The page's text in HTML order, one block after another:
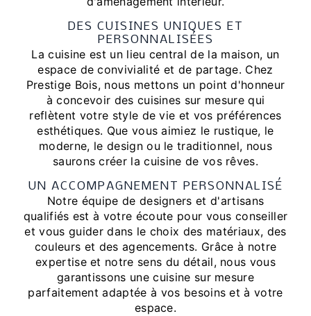
DES CUISINES UNIQUES ET
PERSONNALISÉES
La cuisine est un lieu central de la maison, un
espace de convivialité et de partage. Chez
Prestige Bois, nous mettons un point d'honneur
à concevoir des cuisines sur mesure qui
reflètent votre style de vie et vos préférences
esthétiques. Que vous aimiez le rustique, le
moderne, le design ou le traditionnel, nous
saurons créer la cuisine de vos rêves.
UN ACCOMPAGNEMENT PERSONNALISÉ
Notre équipe de designers et d'artisans
qualifiés est à votre écoute pour vous conseiller
et vous guider dans le choix des matériaux, des
couleurs et des agencements. Grâce à notre
expertise et notre sens du détail, nous vous
garantissons une cuisine sur mesure
parfaitement adaptée à vos besoins et à votre
espace.